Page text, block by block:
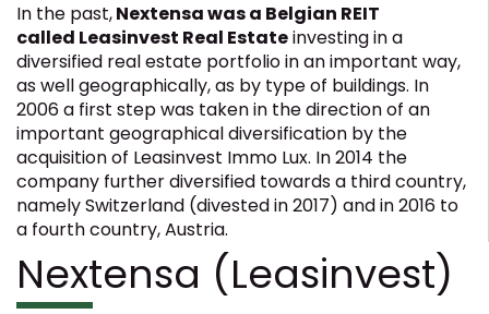
In the past,Nextensa was a Belgian REIT
called Leasinvest Real Estateinvesting in a
diversified real estate portfolio in an important way,
as well geographically, as by type of buildings. In
2006 a first step was taken in the direction of an
important geographical diversification by the
acquisition of Leasinvest Immo Lux. In 2014 the
company further diversified towards a third country,
namely Switzerland (divested in 2017) and in 2016 to
a fourth country, Austria.
Nextensa (Leasinvest)